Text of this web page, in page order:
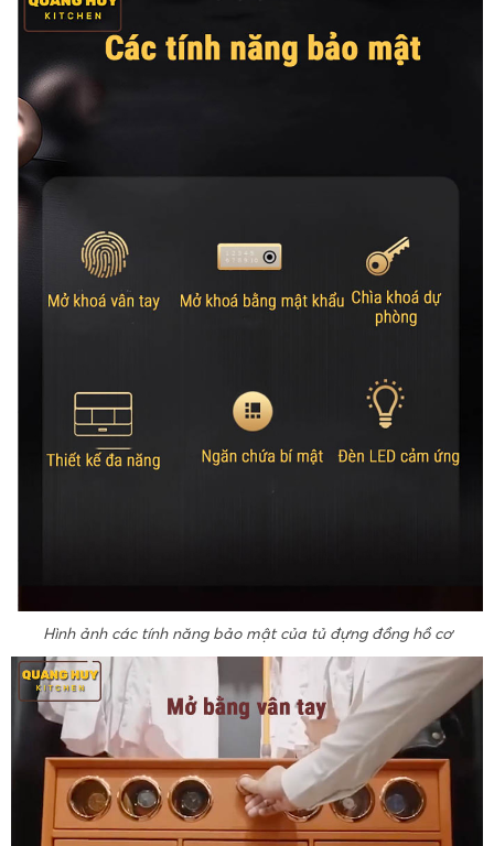
Hình ảnh các tính năng bảo mật của tủ đựng đồng hồ cơ